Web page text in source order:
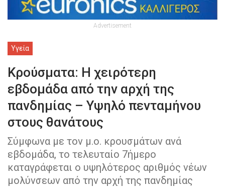
Advertisement
Υγεία
Κρούσματα: Η χειρότερη
εβδομάδα από την αρχή της
πανδημίας – Υψηλό πενταμήνου
στους θανάτους
Σύμφωνα με τον μ.ο. κρουσμάτων ανά
εβδομάδα, το τελευταίο 7ήμερο
καταγράφεται ο υψηλότερος αριθμός νέων
μολύνσεων από την αρχή της πανδημίας